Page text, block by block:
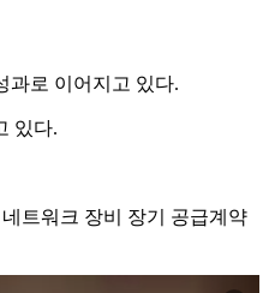
과로 이어지고 있다.
있다.
트워크 장비 장기 공급계약